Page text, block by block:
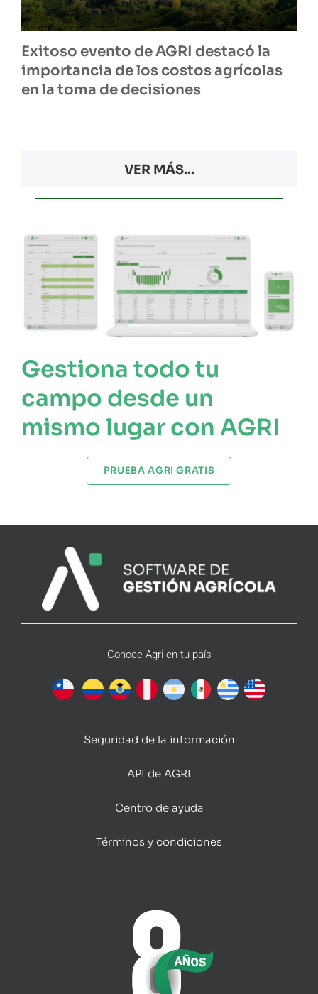
Exitoso evento de AGRI destacó la
importancia de los costos agrícolas
en la toma de decisiones
VER MÁS...
Gestiona todo tu
campo desde un
mismo lugar con AGRI
PRUEBA AGRI GRATIS
Conoce Agri en tu país
Seguridad de la información
API de AGRI
Centro de ayuda
Términos y condiciones